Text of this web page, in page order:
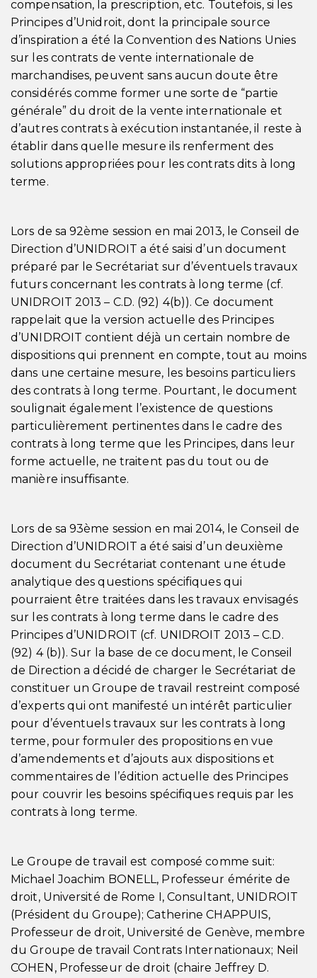
compensation, la prescription, etc. Toutefois, si les
Principes d’Unidroit, dont la principale source
d’inspiration a été la Convention des Nations Unies
sur les contrats de vente internationale de
marchandises, peuvent sans aucun doute être
considérés comme former une sorte de “partie
générale” du droit de la vente internationale et
d’autres contrats à exécution instantanée, il reste à
établir dans quelle mesure ils renferment des
solutions appropriées pour les contrats dits à long
terme.
Lors de sa 92ème session en mai 2013, le Conseil de
Direction d’UNIDROIT a été saisi d’un document
préparé par le Secrétariat sur d’éventuels travaux
futurs concernant les contrats à long terme (cf.
UNIDROIT 2013 – C.D. (92) 4(b)). Ce document
rappelait que la version actuelle des Principes
d’UNIDROIT contient déjà un certain nombre de
dispositions qui prennent en compte, tout au moins
dans une certaine mesure, les besoins particuliers
des contrats à long terme. Pourtant, le document
soulignait également l’existence de questions
particulièrement pertinentes dans le cadre des
contrats à long terme que les Principes, dans leur
forme actuelle, ne traitent pas du tout ou de
manière insuffisante.
Lors de sa 93ème session en mai 2014, le Conseil de
Direction d’UNIDROIT a été saisi d’un deuxième
document du Secrétariat contenant une étude
analytique des questions spécifiques qui
pourraient être traitées dans les travaux envisagés
sur les contrats à long terme dans le cadre des
Principes d’UNIDROIT (cf. UNIDROIT 2013 – C.D.
(92) 4 (b)). Sur la base de ce document, le Conseil
de Direction a décidé de charger le Secrétariat de
constituer un Groupe de travail restreint composé
d’experts qui ont manifesté un intérêt particulier
pour d’éventuels travaux sur les contrats à long
terme, pour formuler des propositions en vue
d’amendements et d’ajouts aux dispositions et
commentaires de l’édition actuelle des Principes
pour couvrir les besoins spécifiques requis par les
contrats à long terme.
Le Groupe de travail est composé comme suit:
Michael Joachim BONELL, Professeur émérite de
droit, Université de Rome I, Consultant, UNIDROIT
(Président du Groupe); Catherine CHAPPUIS,
Professeur de droit, Université de Genève, membre
du Groupe de travail Contrats Internationaux; Neil
COHEN, Professeur de droit (chaire Jeffrey D.